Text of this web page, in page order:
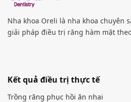
Nha khoa Oreli là nha khoa chuyên
giải pháp điều trị răng hàm mặt
Kết quả điều trị thực tế
Trồng răng phục hồi ăn nhai